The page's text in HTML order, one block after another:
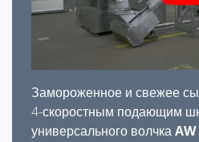
Замороженное и свежее
4-скоростным подающим
универсального волчкаAW